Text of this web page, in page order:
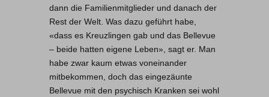
dann die Familienmitglieder und danach der
Rest der Welt. Was dazu geführt habe,
«dass es Kreuzlingen gab und das Bellevue
– beide hatten eigene Leben», sagt er. Man
habe zwar kaum etwas voneinander
mitbekommen, doch das eingezäunte
Bellevue mit den psychisch Kranken sei wohl